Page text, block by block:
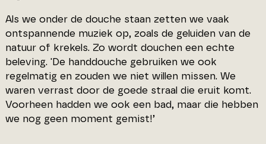
Als we onder de douche staan zetten we vaak
ontspannende muziek op, zoals de geluiden van de
natuur of krekels. Zo wordt douchen een echte
beleving. 'De handdouche gebruiken we ook
regelmatig en zouden we niet willen missen. We
waren verrast door de goede straal die eruit komt.
Voorheen hadden we ook een bad, maar die hebben
we nog geen moment gemist!’